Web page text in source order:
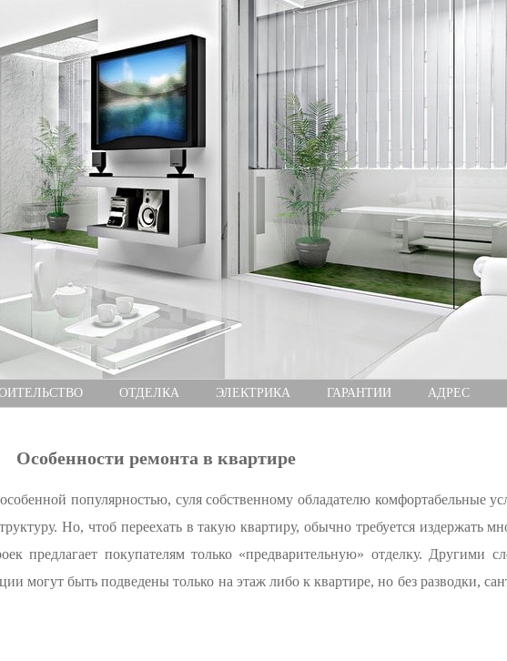
ОТДЕЛКА ЭЛЕКТРИКА ГАРАНТИИ АДРЕС
Особенности ремонта в квартире
популярностью, суля собственному обладателю комфортабельные
Но, чтоб переехать в такую квартиру, обычно требуется издержать
предлагает покупателям только «предварительную» отделку. Другими
могут быть подведены только на этаж либо к квартире, но без разводки,